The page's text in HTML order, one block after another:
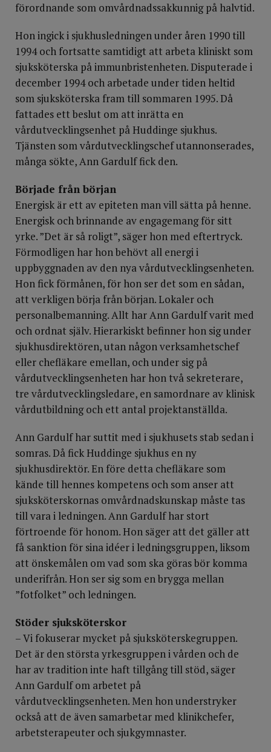
förordnande som omvårdnadssakkunnig på halvtid.
Hon ingick i sjukhusledningen under åren 1990 till
1994 och fortsatte samtidigt att arbeta kliniskt som
sjuksköterska på immunbristenheten. Disputerade i
december 1994 och arbetade under tiden heltid
som sjuksköterska fram till sommaren 1995. Då
fattades ett beslut om att inrätta en
vårdutvecklingsenhet på Huddinge sjukhus.
Tjänsten som vårdutvecklingschef utannonserades,
många sökte, Ann Gardulf fick den.
Började från början
Energisk är ett av epiteten man vill sätta på henne.
Energisk och brinnande av engagemang för sitt
yrke. ”Det är så roligt”, säger hon med eftertryck.
Förmodligen har hon behövt all energi i
uppbyggnaden av den nya vårdutvecklingsenheten.
Hon fick förmånen, för hon ser det som en sådan,
att verkligen börja från början. Lokaler och
personalbemanning. Allt har Ann Gardulf varit med
och ordnat själv. Hierarkiskt befinner hon sig under
sjukhusdirektören, utan någon verksamhetschef
eller chefläkare emellan, och under sig på
vårdutvecklingsenheten har hon två sekreterare,
tre vårdutvecklingsledare, en samordnare av klinisk
vårdutbildning och ett antal projektanställda.
Ann Gardulf har suttit med i sjukhusets stab sedan i
somras. Då fick Huddinge sjukhus en ny
sjukhusdirektör. En före detta chefläkare som
kände till hennes kompetens och som anser att
sjuksköterskornas omvårdnadskunskap måste tas
till vara i ledningen. Ann Gardulf har stort
förtroende för honom. Hon säger att det gäller att
få sanktion för sina idéer i ledningsgruppen, liksom
att önskemålen om vad som ska göras bör komma
underifrån. Hon ser sig som en brygga mellan
”fotfolket” och ledningen.
Stöder sjuksköterskor
– Vi fokuserar mycket på sjuksköterskegruppen.
Det är den största yrkesgruppen i vården och de
har av tradition inte haft tillgång till stöd, säger
Ann Gardulf om arbetet på
vårdutvecklingsenheten. Men hon understryker
också att de även samarbetar med klinikchefer,
arbetsterapeuter och sjukgymnaster.